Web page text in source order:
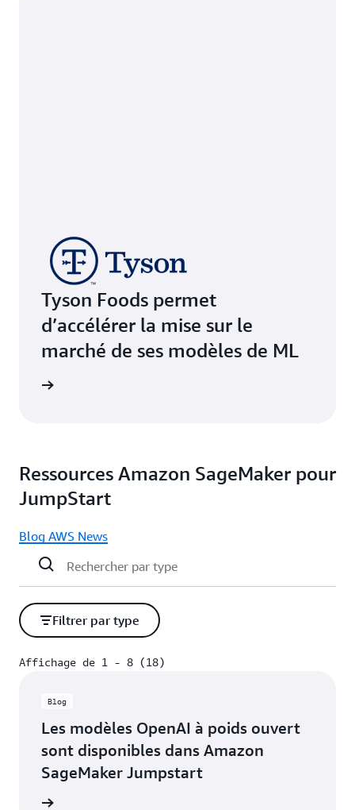
Tyson Foods permet
d’accélérer la mise sur le
marché de ses modèles de ML
Ressources Amazon SageMaker pour
JumpStart
Blog AWS News
Filtrer par type
Affichage de 1 - 8 (18)
Blog
Les modèles OpenAI à poids ouvert
sont disponibles dans Amazon
SageMaker Jumpstart